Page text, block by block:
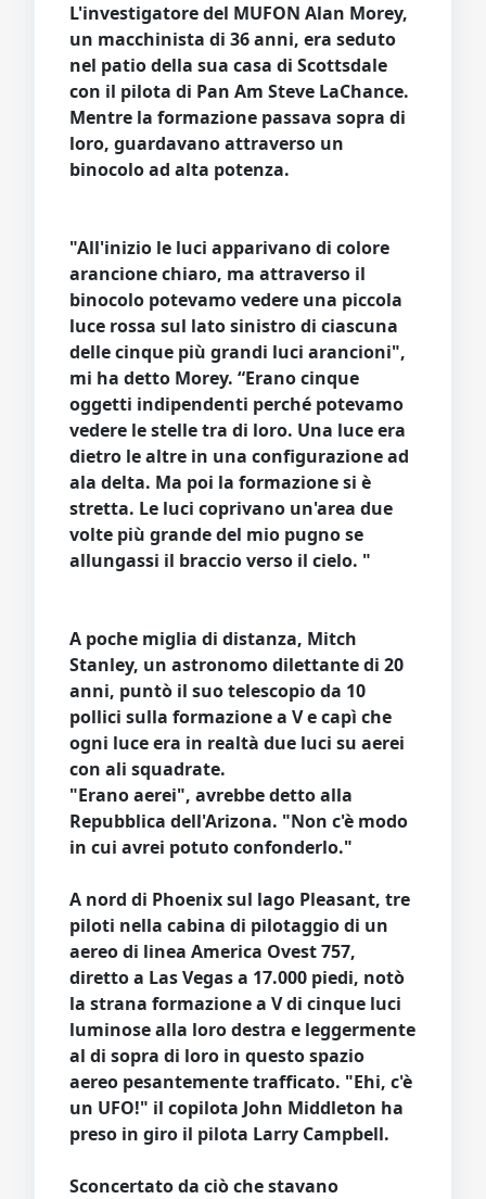
L'investigatore del MUFON Alan Morey,
un macchinista di 36 anni, era seduto
nel patio della sua casa di Scottsdale
con il pilota di Pan Am Steve LaChance.
Mentre la formazione passava sopra di
loro, guardavano attraverso un
binocolo ad alta potenza.
"All'inizio le luci apparivano di colore
arancione chiaro, ma attraverso il
binocolo potevamo vedere una piccola
luce rossa sul lato sinistro di ciascuna
delle cinque più grandi luci arancioni",
mi ha detto Morey. “Erano cinque
oggetti indipendenti perché potevamo
vedere le stelle tra di loro. Una luce era
dietro le altre in una configurazione ad
ala delta. Ma poi la formazione si è
stretta. Le luci coprivano un'area due
volte più grande del mio pugno se
allungassi il braccio verso il cielo. "
A poche miglia di distanza, Mitch
Stanley, un astronomo dilettante di 20
anni, puntò il suo telescopio da 10
pollici sulla formazione a V e capì che
ogni luce era in realtà due luci su aerei
con ali squadrate.
"Erano aerei", avrebbe detto alla
Repubblica dell'Arizona. "Non c'è modo
in cui avrei potuto confonderlo."
A nord di Phoenix sul lago Pleasant, tre
piloti nella cabina di pilotaggio di un
aereo di linea America Ovest 757,
diretto a Las Vegas a 17.000 piedi, notò
la strana formazione a V di cinque luci
luminose alla loro destra e leggermente
al di sopra di loro in questo spazio
aereo pesantemente trafficato. "Ehi, c'è
un UFO!" il copilota John Middleton ha
preso in giro il pilota Larry Campbell.
Sconcertato da ciò che stavano